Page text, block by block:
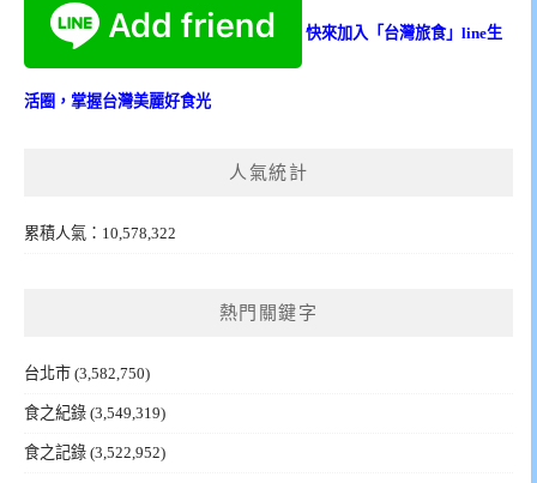
快來加入「台灣旅食」line生
活圈，掌握台灣美麗好食光
人氣統計
累積人氣：10,578,322
熱門關鍵字
台北市 (3,582,750)
食之紀錄 (3,549,319)
食之記錄 (3,522,952)